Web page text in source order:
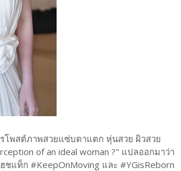
รโพสต์ภาพสวยแซ่บตาแตก หุ่นสวย ผิวสวย
of an ideal woman ?" แปลออกมาว่า
แท็ก #KeepOnMoving และ #YGisReborn